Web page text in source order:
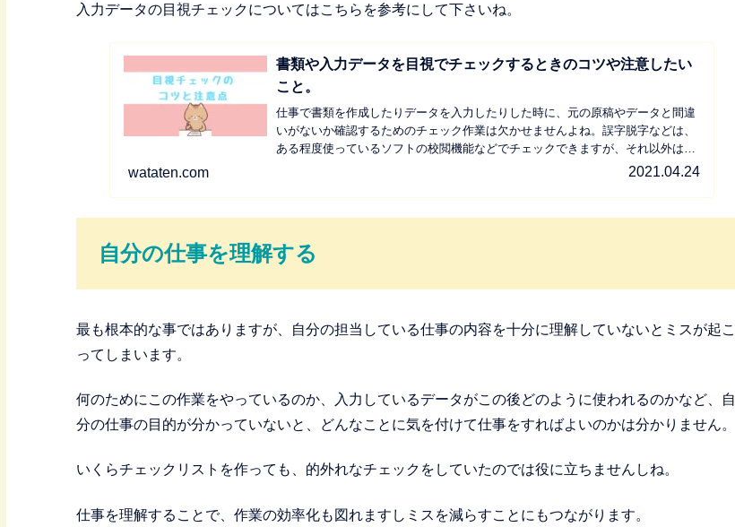
入力データの目視チェックについてはこちらを参考にして下さいね。
書類や入力データを目視でチェックするときのコツや注意したい
こと。
仕事で書類を作成したりデータを入力したりした時に、元の原稿やデータと間違
いがないか確認するためのチェック作業は欠かせませんよね。誤字脱字などは、
ある程度使っているソフトの校閲機能などでチェックできますが、それ以外は自
wataten.com 2021.04.24
自分の仕事を理解する
最も根本的な事ではありますが、自分の担当している仕事の内容を十分に理解していないとミスが起こ
ってしまいます。
何のためにこの作業をやっているのか、入力しているデータがこの後どのように使われるのかなど、自
分の仕事の目的が分かっていないと、どんなことに気を付けて仕事をすればよいのかは分かりません。
いくらチェックリストを作っても、的外れなチェックをしていたのでは役に立ちませんしね。
仕事を理解することで、作業の効率化も図れますしミスを減らすことにもつながります。